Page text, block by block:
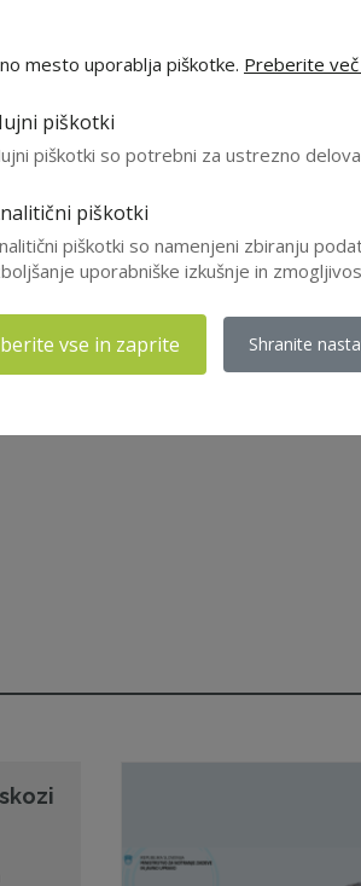
mesto uporablja piškotke. Preberite več
piškotki
piškotki so potrebni za ustrezno
piškotki
piškotki so namenjeni zbiranju
uporabniške izkušnje in
vse in zaprite Shranite